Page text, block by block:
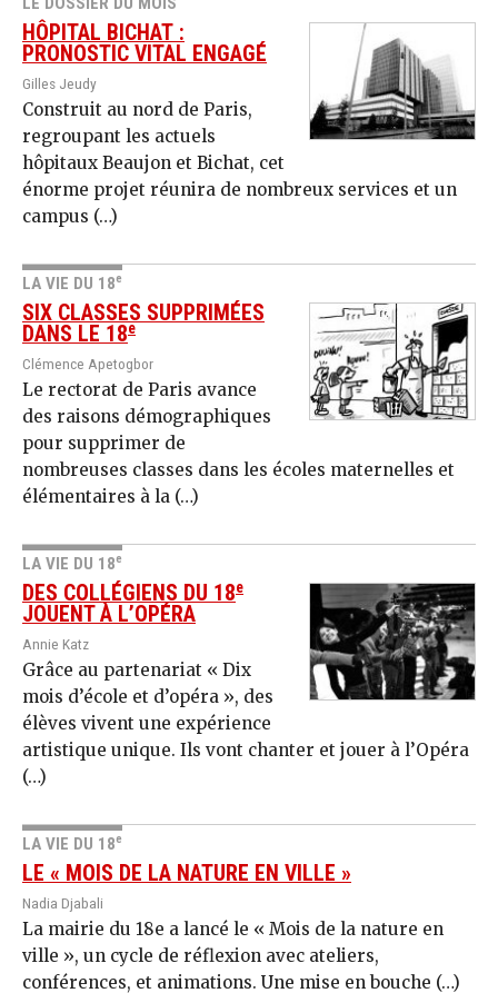
HÔPITAL BICHAT :
PRONOSTIC VITAL ENGAGÉ
Gilles Jeudy
Construit au nord de Paris,
regroupant les actuels
hôpitaux Beaujon et Bichat, cet
énorme projet réunira de nombreux services et un
campus (…)
LA VIE DU 18e
SIX CLASSES SUPPRIMÉES
DANS LE 18e
Clémence Apetogbor
Le rectorat de Paris avance
des raisons démographiques
pour supprimer de
nombreuses classes dans les écoles maternelles et
élémentaires à la (…)
LA VIE DU 18e
DES COLLÉGIENS DU 18e
JOUENT À L’OPÉRA
Annie Katz
Grâce au partenariat « Dix
mois d’école et d’opéra », des
élèves vivent une expérience
artistique unique. Ils vont chanter et jouer à l’Opéra
(…)
LA VIE DU 18e
LE « MOIS DE LA NATURE EN VILLE »
Nadia Djabali
La mairie du 18e a lancé le « Mois de la nature en
ville », un cycle de réflexion avec ateliers,
conférences, et animations. Une mise en bouche (…)